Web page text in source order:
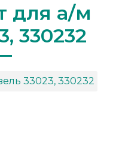
для а/м
330232